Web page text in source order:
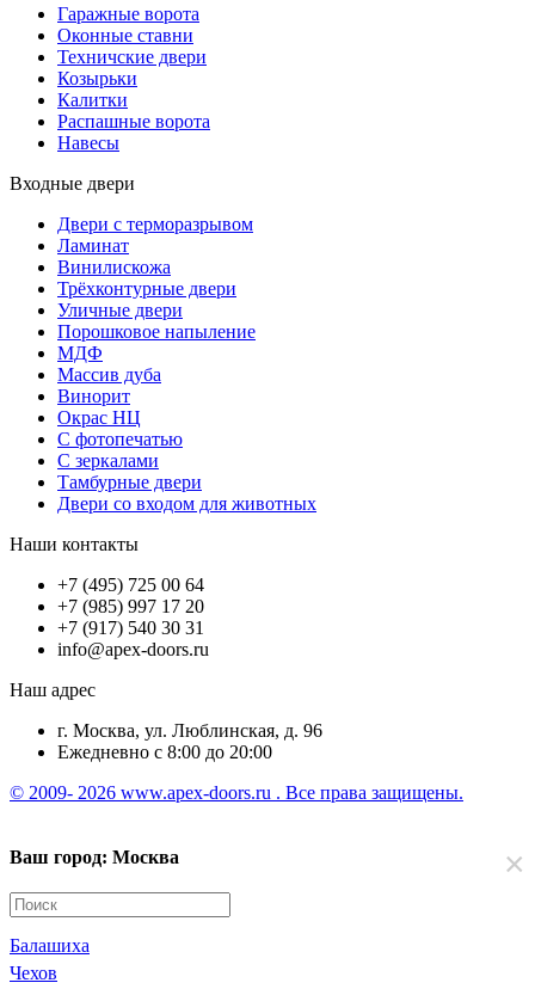
Гаражные ворота
Оконные ставни
Техничские двери
Козырьки
Калитки
Распашные ворота
Навесы
Входные двери
Двери с терморазрывом
Ламинат
Винилискожа
Трёхконтурные двери
Уличные двери
Порошковое напыление
МДФ
Массив дуба
Винорит
Окрас НЦ
С фотопечатью
С зеркалами
Тамбурные двери
Двери со входом для животных
Наши контакты
+7 (495) 725 00 64
+7 (985) 997 17 20
+7 (917) 540 30 31
info@apex-doors.ru
Наш адрес
г. Москва, ул. Люблинская, д. 96
Ежедневно с 8:00 до 20:00
© 2009- 2026 www.apex-doors.ru . Все права защищены.
×
Ваш город: Москва
Балашиха
Чехов